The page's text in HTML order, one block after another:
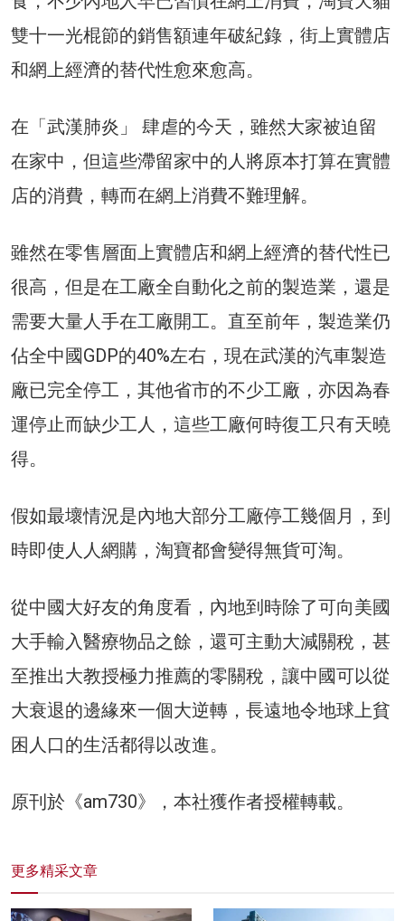
雙十一光棍節的銷售額連年破紀錄，街上實體店
和網上經濟的替代性愈來愈高。
在「武漢肺炎」 肆虐的今天，雖然大家被迫留
在家中，但這些滯留家中的人將原本打算在實體
店的消費，轉而在網上消費不難理解。
雖然在零售層面上實體店和網上經濟的替代性已
很高，但是在工廠全自動化之前的製造業，還是
需要大量人手在工廠開工。直至前年，製造業仍
佔全中國GDP的40%左右，現在武漢的汽車製造
廠已完全停工，其他省市的不少工廠，亦因為春
運停止而缺少工人，這些工廠何時復工只有天曉
得。
假如最壞情況是內地大部分工廠停工幾個月，到
時即使人人網購，淘寶都會變得無貨可淘。
從中國大好友的角度看，內地到時除了可向美國
大手輸入醫療物品之餘，還可主動大減關稅，甚
至推出大教授極力推薦的零關稅，讓中國可以從
大衰退的邊緣來一個大逆轉，長遠地令地球上貧
困人口的生活都得以改進。
原刊於《am730》，本社獲作者授權轉載。
更多精采文章